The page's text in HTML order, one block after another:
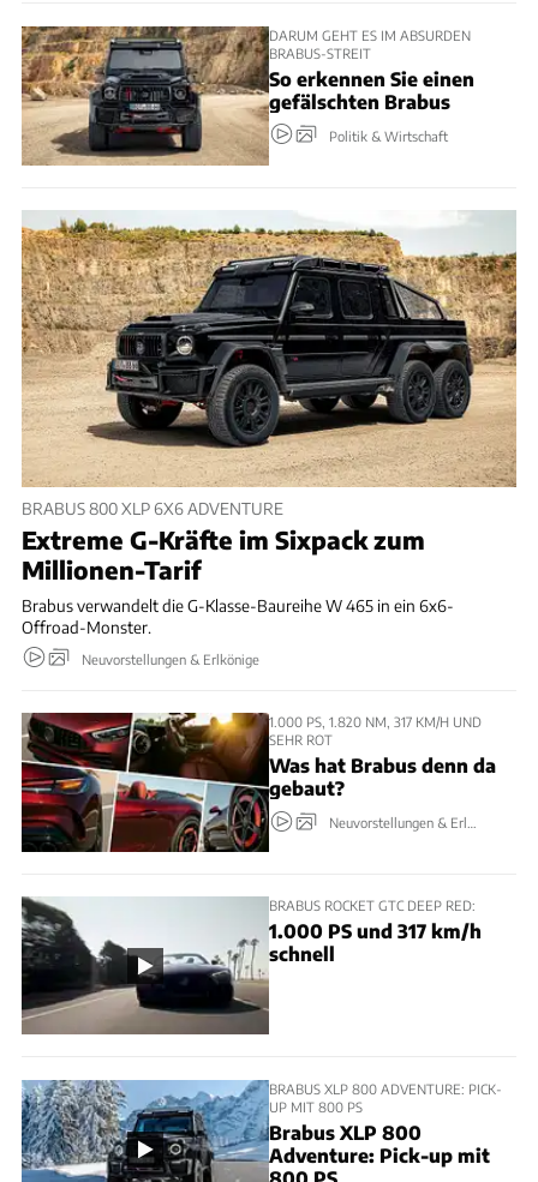
DARUM GEHT ES IM ABSURDEN
BRABUS-STREIT
So erkennen Sie einen
gefälschten Brabus
Politik & Wirtschaft
BRABUS 800 XLP 6X6 ADVENTURE
Extreme G-Kräfte im Sixpack zum
Millionen-Tarif
Brabus verwandelt die G-Klasse-Baureihe W 465 in ein 6x6-
Offroad-Monster.
Neuvorstellungen & Erlkönige
1.000 PS, 1.820 NM, 317 KM/H UND
SEHR ROT
Was hat Brabus denn da
gebaut?
Neuvorstellungen & Erlkönige
BRABUS ROCKET GTC DEEP RED:
1.000 PS und 317 km/h
schnell
BRABUS XLP 800 ADVENTURE: PICK-
UP MIT 800 PS
Brabus XLP 800
Adventure: Pick-up mit